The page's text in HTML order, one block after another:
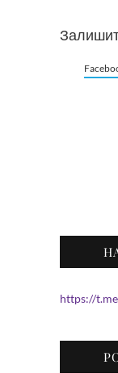
https://